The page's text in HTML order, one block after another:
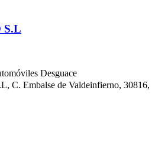
S.L
Desguace
C. Embalse de Valdeinfierno, 30816,